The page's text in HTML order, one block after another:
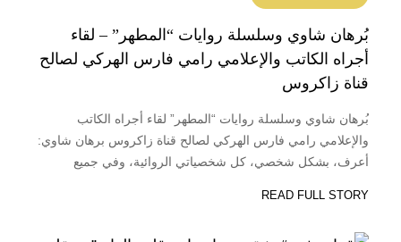
بُرهان شاوي وسلسلة روايات “المطهر” – لقاء
أجراه الكاتب والإعلامي رامي فارس الهركي لصالح
قناة زاكروس
بُرهان شاوي وسلسلة روايات “المطهر” لقاء أجراه الكاتب
والإعلامي رامي فارس الهركي لصالح قناة زاكروس برهان شاوي:
أعرف، بشكل شخصي، كل شخصياتي الروائية، وفي جميع
READ FULL STORY